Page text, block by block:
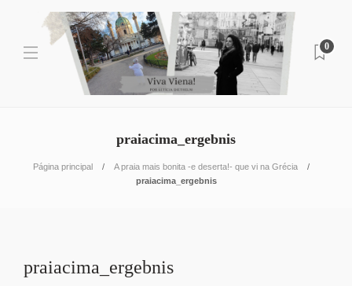
0
praiacima_ergebnis
Página principal
A praia mais bonita -e deserta!- que vi na Grécia
praiacima_ergebnis
praiacima_ergebnis